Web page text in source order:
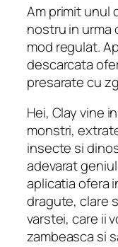
Am primit unul
nostru in urma
mod regulat.
descarcata
presarate cu
Hei, Clay vine
monstri,
insecte si
adevarat
aplicatia ofera
dragute, clare
varstei, care ii
zambeasca si